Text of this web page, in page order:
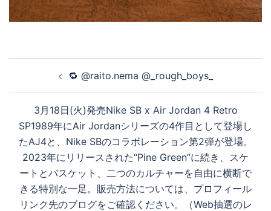
ナ
ゲ
ー
シ
ョ
ン
🔁 @raito.nema @_rough_boys_
3月18日(火)発売Nike SB x Air Jordan 4 Retro
SP1989年にAir Jordanシリーズの4作目として登場し
たAJ4と、Nike SBのコラボレーション第2弾が登場。
2023年にリリースされた“Pine Green”に続き、スケ
ートとバスケット、二つのカルチャーを自由に横断で
きる特別な一足。販売方法については、プロフィール
リンク先のブログをご確認ください。（Web抽選のレ